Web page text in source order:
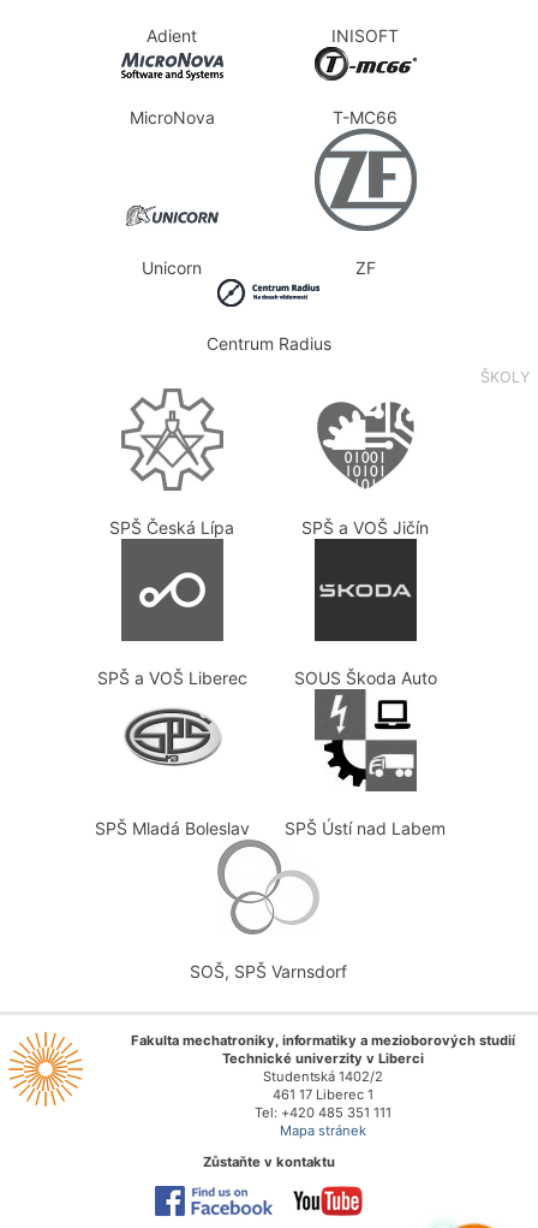
Adient INISOFT
MicroNova T-MC66
Unicorn ZF
Centrum Radius
ŠKOLY
SPŠ Česká Lípa SPŠ a VOŠ Jičín
SPŠ a VOŠ Liberec SOUS Škoda Auto
SPŠ Mladá Boleslav SPŠ Ústí nad Labem
SOŠ, SPŠ Varnsdorf
Fakulta mechatroniky, informatiky a mezioborových studií
Technické univerzity v Liberci
Studentská 1402/2
461 17 Liberec 1
Tel: +420 485 351 111
Mapa stránek
Zůstaňte v kontaktu